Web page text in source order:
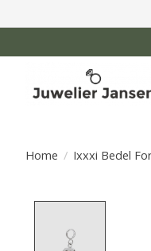
Home / Ixxxi Bedel